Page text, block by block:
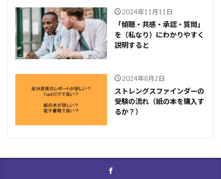
2024年11月11日
「傾聴・共感・承認・質問」
を（私なり）にわかりやすく
説明すると
2024年8月2日
ストレングスファインダーの
受験の流れ（紙の本を購入す
るか？）